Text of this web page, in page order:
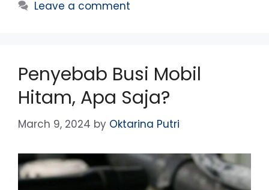
Leave a comment
Penyebab Busi Mobil
Hitam, Apa Saja?
March 9, 2024 by Oktarina Putri